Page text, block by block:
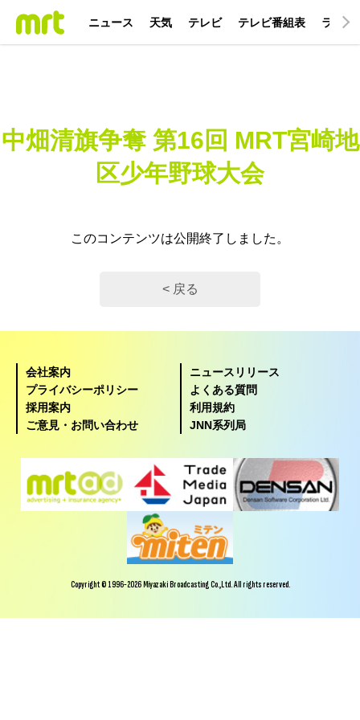
ニュース 天気 テレビ テレビ番組表 ラジオ
中畑清旗争奪 第16回 MRT宮崎地
区少年野球大会
このコンテンツは公開終了しました。
< 戻る
会社案内
ニュースリリース
プライバシーポリシー
よくある質問
採用案内
利用規約
ご意見・お問い合わせ
JNN系列局
Copyright © 1996-2026 Miyazaki Broadcasting Co.,Ltd. All rights reserved.